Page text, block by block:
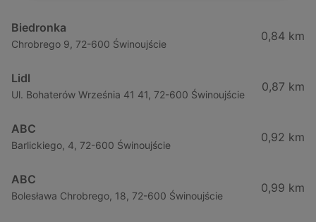
Biedronka
Chrobrego 9, 72-600 Świnoujście
0,84 km
Lidl
Ul. Bohaterów Września 41 41, 72-600 Świnoujście
0,87 km
ABC
Barlickiego, 4, 72-600 Świnoujście
0,92 km
ABC
Bolesława Chrobrego, 18, 72-600 Świnoujście
0,99 km